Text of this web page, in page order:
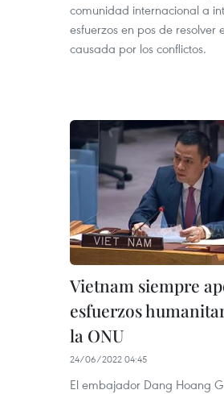
comunidad internacional a
esfuerzos en pos de resolver
causada por los conflictos.
Vietnam siempre
esfuerzos
la ONU
24/06/2022 04:45
El embajador Dang Hoang